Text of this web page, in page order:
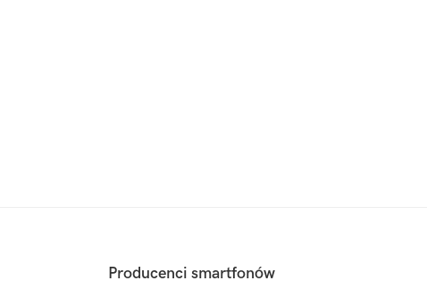
Producenci smartfonów